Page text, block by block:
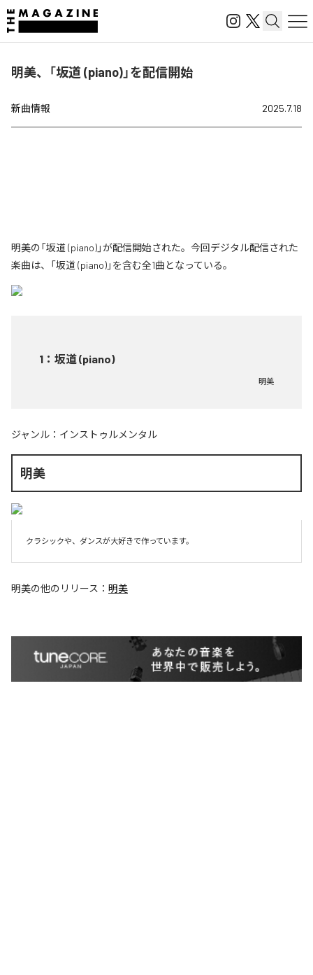
明美、「坂道 (piano)」を配信開始
新曲情報 2025.7.18
明美の「坂道 (piano)」が配信開始された。今回デジタル配信された
楽曲は、「坂道 (piano)」を含む全1曲となっている。
1 ： 坂道 (piano)
明美
ジャンル： インストゥルメンタル
明美
クラシックや、ダンスが大好きで作っています。
明美の他のリリース： 明美